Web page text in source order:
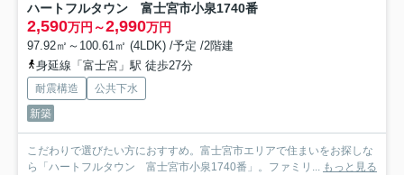
ハートフルタウン 富士宮市小泉1740番
2,590万円～2,990万円
97.92㎡～100.61㎡ (4LDK) /予定 /2階建
身延線「富士宮」駅 徒歩27分
耐震構造
公共下水
新築
こだわりで選びたい方におすすめ。富士宮市エリアで住まいをお探しな
ら「ハートフルタウン 富士宮市小泉1740番」。ファミリ... もっと見る